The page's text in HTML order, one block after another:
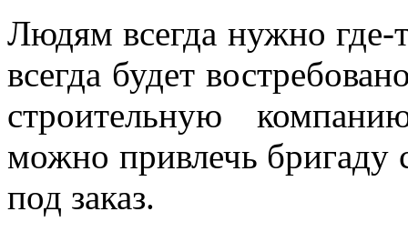
Людям всегда нужно где-
всегда будет
строительную
можно привлечь бригаду
под заказ.